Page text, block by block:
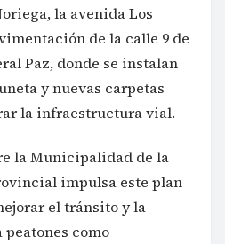
la avenida Los
de la calle 9 de
Paz, donde se instalan
y nuevas carpetas
la infraestructura vial.
la Municipalidad de la
impulsa este plan
el tránsito y la
como